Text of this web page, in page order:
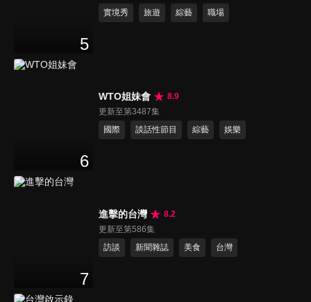
5
實境秀
旅遊 綜藝 職場
6
WTO姐妹會
8.9
更新至第3487集
國際
談話性節目 綜藝 娛樂
7
進擊的台灣
8.2
更新至第586集
訪談
新聞雜誌 美食 台灣